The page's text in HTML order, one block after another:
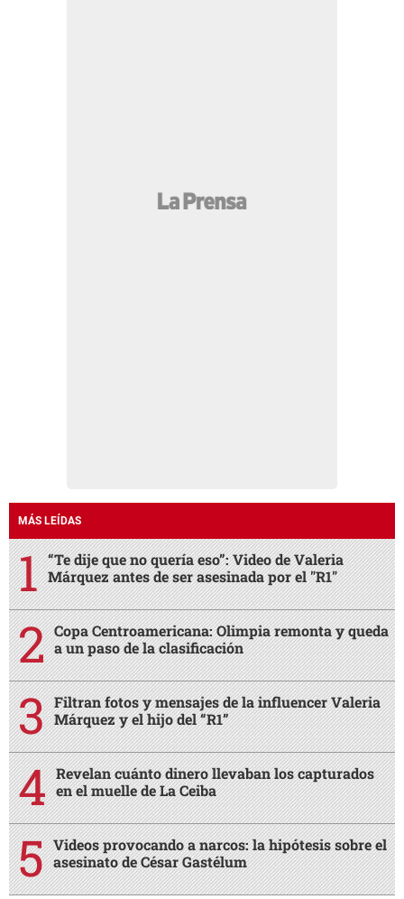
MÁS LEÍDAS
“Te dije que no quería eso”: Video de Valeria
Márquez antes de ser asesinada por el "R1"
Copa Centroamericana: Olimpia remonta y queda
a un paso de la clasificación
Filtran fotos y mensajes de la influencer Valeria
Márquez y el hijo del “R1”
Revelan cuánto dinero llevaban los capturados
en el muelle de La Ceiba
Videos provocando a narcos: la hipótesis sobre el
asesinato de César Gastélum